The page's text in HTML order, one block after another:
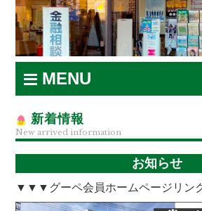
MENU
新着情報
New arrived information
お知らせ
▼▼▼グーペ会員ホームページリ